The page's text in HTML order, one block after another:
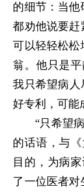
的细节：当他
都劝他说要赶
可以轻轻松松
翁。他只是平
我只希望病
好专利，可能
“只希望
的话语，与
目的，为病
了一位医者对